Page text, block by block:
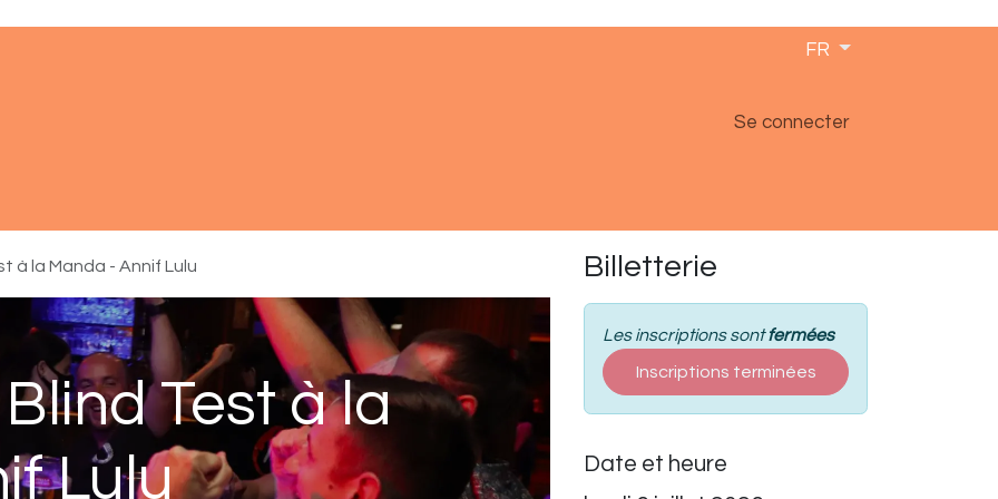
FR
Se connecter
à la Manda - Annif Lulu
Test à la
Lulu
Billetterie
Les inscriptions sontfermées
Inscriptions terminées
Date et heure